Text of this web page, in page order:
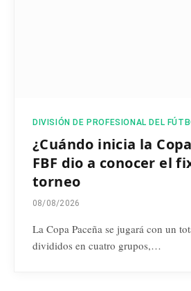
DIVISIÓN DE PROFESIONAL DEL
¿Cuándo inicia la
FBF dio a conocer el
torneo
08/08/2026
La Copa Paceña se jugará con un
divididos en cuatro grupos,…